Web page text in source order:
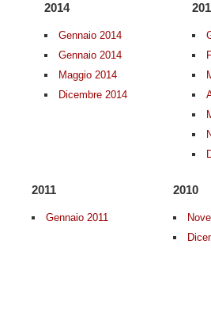
2014
Gennaio 2014
Gennaio 2014
Maggio 2014
Dicembre 2014
2011
Gennaio 2011
2010